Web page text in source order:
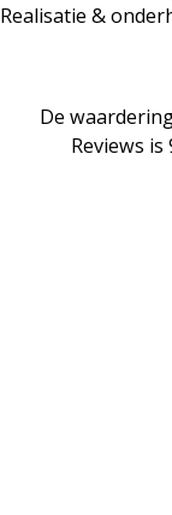
Realisatie &
De
Reviews is